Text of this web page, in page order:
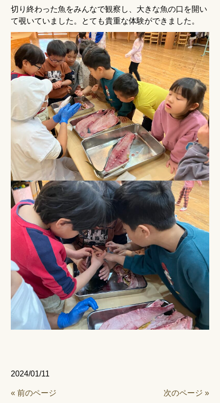
切り終わった魚をみんなで観察し、大きな魚の口を開い
て覗いていました。とても貴重な体験ができました。
2024/01/11
« 前のページ 次のページ »